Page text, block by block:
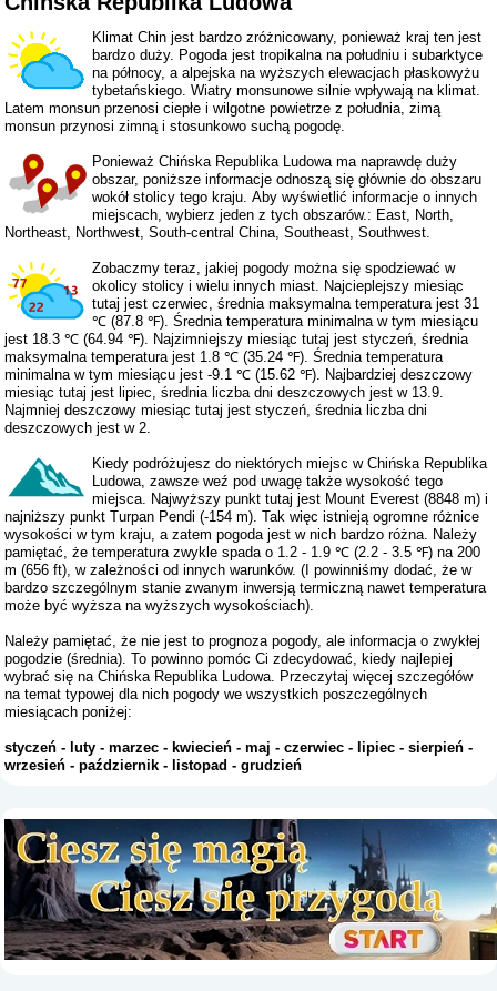
Klimat Chin jest bardzo zróżnicowany, ponieważ kraj ten jest
bardzo duży. Pogoda jest tropikalna na południu i subarktyce
na północy, a alpejska na wyższych elewacjach płaskowyżu
tybetańskiego. Wiatry monsunowe silnie wpływają na klimat.
Latem monsun przenosi ciepłe i wilgotne powietrze z południa, zimą
monsun przynosi zimną i stosunkowo suchą pogodę.
Ponieważ Chińska Republika Ludowa ma naprawdę duży
obszar, poniższe informacje odnoszą się głównie do obszaru
wokół stolicy tego kraju. Aby wyświetlić informacje o innych
miejscach, wybierz jeden z tych obszarów.: East North
Northeast Northwest ,South-central China ,Southeast ,Southwest
Zobaczmy teraz, jakiej pogody można się spodziewać w
okolicy stolicy i wielu innych miast. Najcieplejszy miesiąc
tutaj jest czerwiec, średnia maksymalna temperatura jest 31
℃ (87.8 ℉). Średnia temperatura minimalna w tym miesiącu
jest 18.3 ℃ (64.94 ℉). Najzimniejszy miesiąc tutaj jest styczeń, średnia
maksymalna temperatura jest 1.8 ℃ (35.24 ℉). Średnia temperatura
minimalna w tym miesiącu jest -9.1 ℃ (15.62 ℉). Najbardziej deszczowy
miesiąc tutaj jest lipiec, średnia liczba dni deszczowych jest w 13.9.
Najmniej deszczowy miesiąc tutaj jest styczeń, średnia liczba dni
deszczowych jest w 2.
Kiedy podróżujesz do niektórych miejsc w Chińska Republika
Ludowa, zawsze weź pod uwagę także wysokość tego
miejsca. Najwyższy punkt tutaj jest Mount Everest (8848 m) i
najniższy punkt Turpan Pendi (-154 m). Tak więc istnieją ogromne różnice
wysokości w tym kraju, a zatem pogoda jest w nich bardzo różna. Należy
pamiętać, że temperatura zwykle spada o 1.2 - 1.9 ℃ (2.2 - 3.5 ℉) na 200
m (656 ft), w zależności od innych warunków. (I powinniśmy dodać, że w
bardzo szczególnym stanie zwanym inwersją termiczną nawet temperatura
może być wyższa na wyższych wysokościach).
Należy pamiętać, że nie jest to prognoza pogody, ale informacja o zwykłej
pogodzie (średnia). To powinno pomóc Ci zdecydować, kiedy najlepiej
wybrać się na Chińska Republika Ludowa. Przeczytaj więcej szczegółów
na temat typowej dla nich pogody we wszystkich poszczególnych
miesiącach poniżej:
styczeń -luty -marzec -kwiecień -maj -czerwiec -lipiec -sierpień -
wrzesień -październik -listopad -grudzień